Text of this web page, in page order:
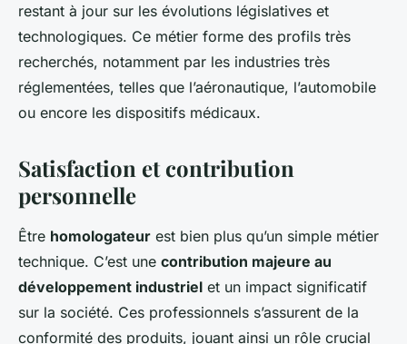
restant à jour sur les évolutions législatives et
technologiques. Ce métier forme des profils très
recherchés, notamment par les industries très
réglementées, telles que l’aéronautique, l’automobile
ou encore les dispositifs médicaux.
Satisfaction et contribution
personnelle
Être homologateur est bien plus qu’un simple métier
technique. C’est une contribution majeure au
développement industriel et un impact significatif
sur la société. Ces professionnels s’assurent de la
conformité des produits, jouant ainsi un rôle crucial